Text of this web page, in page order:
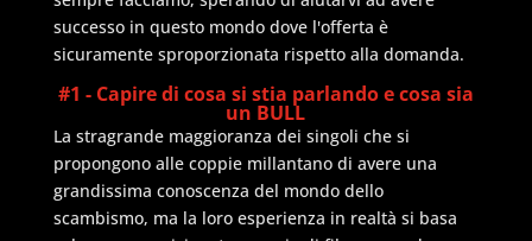
successo in questo mondo dove l'offerta è
sicuramente sproporzionata rispetto alla domanda.
#1 - Capire di cosa si stia parlando e cosa sia
un BULL
La stragrande maggioranza dei singoli che si
propongono alle coppie millantano di avere una
grandissima conoscenza del mondo dello
scambismo, ma la loro esperienza in realtà si basa